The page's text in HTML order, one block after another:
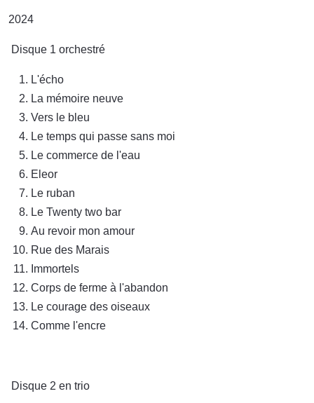
2024
Disque 1 orchestré
L'écho
La mémoire neuve
Vers le bleu
Le temps qui passe sans moi
Le commerce de l'eau
Eleor
Le ruban
Le Twenty two bar
Au revoir mon amour
Rue des Marais
Immortels
Corps de ferme à l'abandon
Le courage des oiseaux
Comme l'encre
Disque 2 en trio